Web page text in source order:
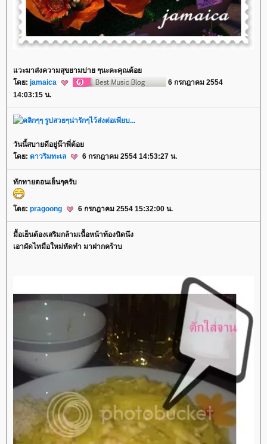
วะมาส่งความสุขยามบ่าย ๆนะคะคุณต้อ
ดย: jamaica
6 กรกฎาคม 2554
14:03:15 น.
วันนี้สบายดีอยู่น๊าพี่ต้อ
ดย: ดาวริมทะเล 6 กรกฎาคม 2554 14:53:27 น.
ทักทายตอนเย็นๆครับ
ดย: pragoong 6 กรกฎาคม 2554 15:32:00 น.
มื้อเย็นต้องเสริมกล้ามเนื้อหน้าท้องนิดนึง
เอาผัดไทมือใหม่หัดทำ มาฝากคร้าบ